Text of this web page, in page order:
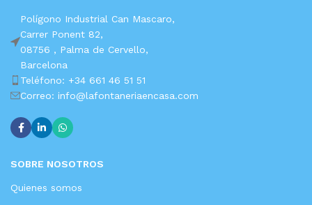
Polígono Industrial Can Mascaro,
Carrer Ponent 82,
08756 , Palma de Cervello,
Barcelona
Teléfono: +34 661 46 51 51
Correo: info@lafontaneriaencasa.com
SOBRE NOSOTROS
Quienes somos